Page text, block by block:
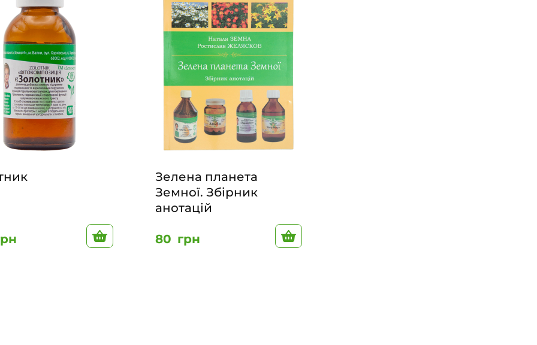
Зелена планета
Земної. Збірник
анотацій
80 грн